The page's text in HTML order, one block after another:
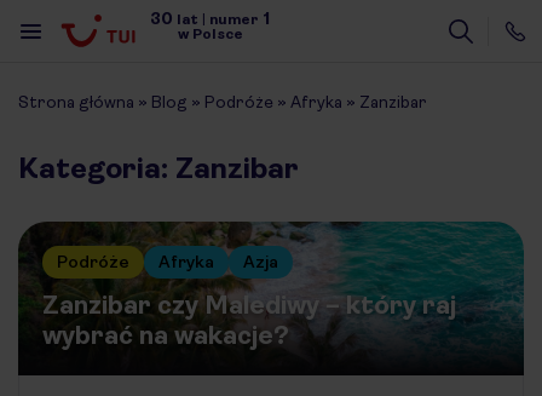
30 lat | numer 1
w Polsce
Strona główna » Blog » Podróże » Afryka » Zanzibar
Kategoria: Zanzibar
Podróże Afryka Azja
Zanzibar czy Malediwy – który raj
wybrać na wakacje?